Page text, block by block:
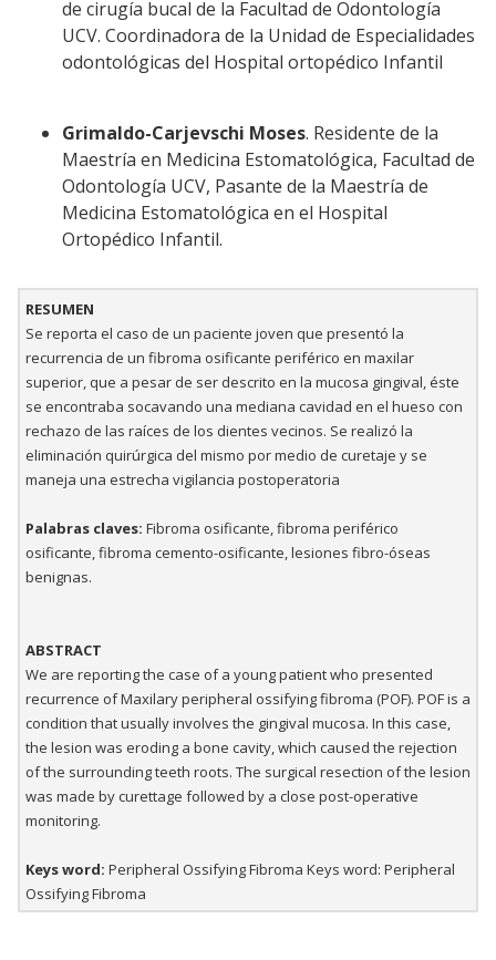
de cirugía bucal de la Facultad de Odontología
UCV. Coordinadora de la Unidad de Especialidades
odontológicas del Hospital ortopédico Infantil
Grimaldo-Carjevschi Moses. Residente de la
Maestría en Medicina Estomatológica, Facultad de
Odontología UCV, Pasante de la Maestría de
Medicina Estomatológica en el Hospital
Ortopédico Infantil.
RESUMEN
Se reporta el caso de un paciente joven que presentó la
recurrencia de un fibroma osificante periférico en maxilar
superior, que a pesar de ser descrito en la mucosa gingival, éste
se encontraba socavando una mediana cavidad en el hueso con
rechazo de las raíces de los dientes vecinos. Se realizó la
eliminación quirúrgica del mismo por medio de curetaje y se
maneja una estrecha vigilancia postoperatoria
Palabras claves: Fibroma osificante, fibroma periférico
osificante, fibroma cemento-osificante, lesiones fibro-óseas
benignas.
ABSTRACT
We are reporting the case of a young patient who presented
recurrence of Maxilary peripheral ossifying fibroma (POF). POF is a
condition that usually involves the gingival mucosa. In this case,
the lesion was eroding a bone cavity, which caused the rejection
of the surrounding teeth roots. The surgical resection of the lesion
was made by curettage followed by a close post-operative
monitoring.
Keys word: Peripheral Ossifying Fibroma Keys word: Peripheral
Ossifying Fibroma